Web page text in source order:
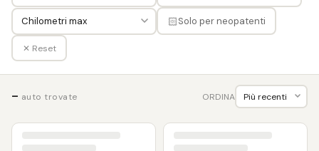
🏻Solo per neopatenti
✕ Reset
— auto trovate ORDINA